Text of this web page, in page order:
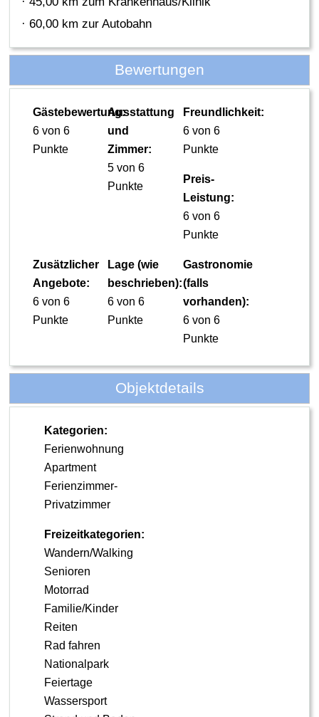
· 60,00 km zur Autobahn
Bewertungen
Gästebewertung:
6 von 6
Punkte
Ausstattung
und
Zimmer:
5 von 6
Punkte
Freundlichkeit:
6 von 6
Punkte
Preis-
Leistung:
6 von 6
Punkte
Zusätzlicher
Angebote:
6 von 6
Punkte
Lage (wie
beschrieben):
6 von 6
Punkte
Gastronomie
(falls
vorhanden):
6 von 6
Punkte
Objektdetails
Kategorien:
Ferienwohnung
Apartment
Ferienzimmer-
Privatzimmer
Freizeitkategorien:
Wandern/Walking
Senioren
Motorrad
Familie/Kinder
Reiten
Rad fahren
Nationalpark
Feiertage
Wassersport